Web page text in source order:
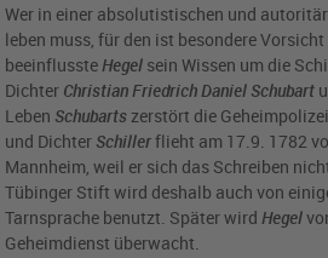
Wer in einer absolutistischen und
leben muss, für den ist besondere
beeinflusste Hegel sein Wissen um die
Dichter Christian Friedrich Daniel Schubart
Leben Schubarts zerstört die
und Dichter Schillerflieht am 17.9. 1782
Mannheim, weil er sich das Schreiben
Tübinger Stift wird deshalb auch von
Tarnsprache benutzt. Später wird Hegel
Geheimdienst überwacht.